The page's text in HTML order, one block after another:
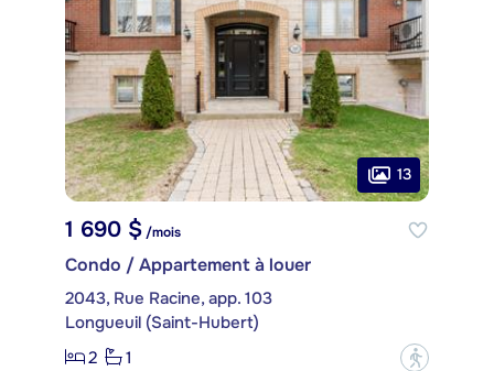
13
1 690 $ /mois
Condo / Appartement à louer
2043, Rue Racine, app. 103
Longueuil (Saint-Hubert)
2
1 ?